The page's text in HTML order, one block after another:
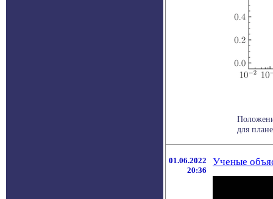
для
01.06.2022
20:36
Ученые